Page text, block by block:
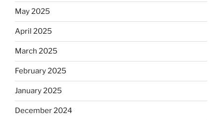
May 2025
April 2025
March 2025
February 2025
January 2025
December 2024